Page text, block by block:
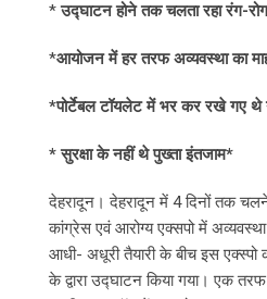
*उद्घाटन होने तक चलता रहा रंग-
*आयोजन में हर तरफ अव्यवस्था का
*पोर्टेबल टॉयलेट में भर कर रखे गए
* सुरक्षा के नहीं थे पुख्ता इंतजाम*
देहरादून। देहरादून में 4 दिनों तक चलने
कांग्रेस एवं आरोग्य एक्सपो में
आधी- अधूरी तैयारी के बीच इस एक्स्पो
के द्वारा उद्घाटन किया गया। एक